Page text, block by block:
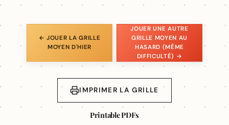
← JOUER LA GRILLE
MOYEN D'HIER
JOUER UNE AUTRE
GRILLE MOYEN AU
HASARD (MÊME
DIFFICULTÉ) →
IMPRIMER LA GRILLE
Printable PDFs